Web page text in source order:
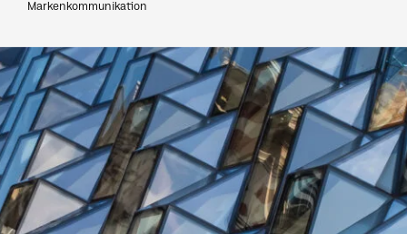
Markenkommunikation